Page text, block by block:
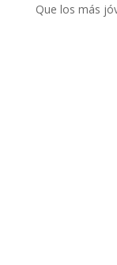
Que los más